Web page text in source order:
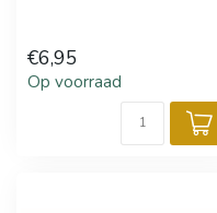
€6,95
Op voorraad